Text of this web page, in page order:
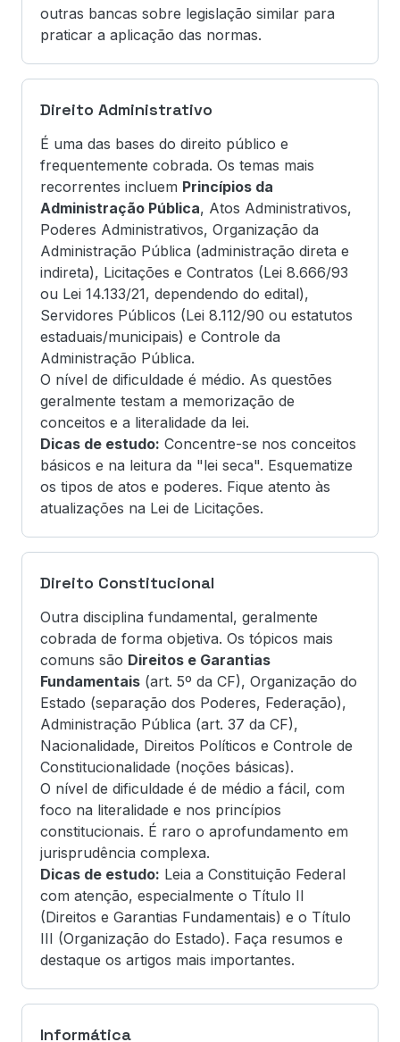
outras bancas sobre legislação similar para
praticar a aplicação das normas.
Direito Administrativo
É uma das bases do direito público e
frequentemente cobrada. Os temas mais
recorrentes incluem Princípios da
Administração Pública, Atos Administrativos,
Poderes Administrativos, Organização da
Administração Pública (administração direta e
indireta), Licitações e Contratos (Lei 8.666/93
ou Lei 14.133/21, dependendo do edital),
Servidores Públicos (Lei 8.112/90 ou estatutos
estaduais/municipais) e Controle da
Administração Pública.
O nível de dificuldade é médio. As questões
geralmente testam a memorização de
conceitos e a literalidade da lei.
Dicas de estudo: Concentre-se nos conceitos
básicos e na leitura da "lei seca". Esquematize
os tipos de atos e poderes. Fique atento às
atualizações na Lei de Licitações.
Direito Constitucional
Outra disciplina fundamental, geralmente
cobrada de forma objetiva. Os tópicos mais
comuns são Direitos e Garantias
Fundamentais (art. 5º da CF), Organização do
Estado (separação dos Poderes, Federação),
Administração Pública (art. 37 da CF),
Nacionalidade, Direitos Políticos e Controle de
Constitucionalidade (noções básicas).
O nível de dificuldade é de médio a fácil, com
foco na literalidade e nos princípios
constitucionais. É raro o aprofundamento em
jurisprudência complexa.
Dicas de estudo: Leia a Constituição Federal
com atenção, especialmente o Título II
(Direitos e Garantias Fundamentais) e o Título
III (Organização do Estado). Faça resumos e
destaque os artigos mais importantes.
Informática